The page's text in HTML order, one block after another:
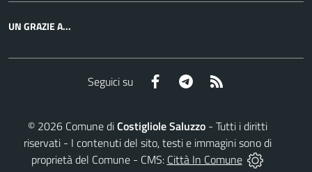
UN GRAZIE A...
Seguici su Facebook Telegram
© 2026 Comune diCostigliole Saluzzo - Tutti i diritti
riservati - I contenuti del sito, testi e immagini sono di
proprietà del Comune - CMS: Città In Comune